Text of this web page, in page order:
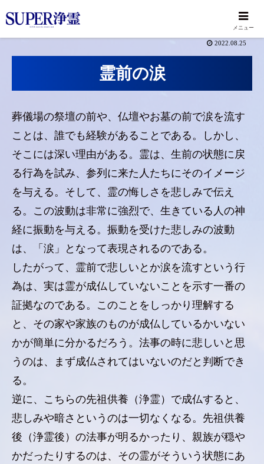
2022.08.25
霊前の涙
葬儀場の祭壇の前や、仏壇やお墓の前で涙を流す
ことは、誰でも経験があることである。しかし、
そこには深い理由がある。霊は、生前の状態に戻
る行為を試み、参列に来た人たちにそのイメージ
を与える。そして、霊の悔しさを悲しみで伝え
る。この波動は非常に強烈で、生きている人の神
経に振動を与える。振動を受けた悲しみの波動
は、「涙」となって表現されるのである。
したがって、霊前で悲しいとか涙を流すという行
為は、実は霊が成仏していないことを示す一番の
証拠なのである。このことをしっかり理解する
と、その家や家族のものが成仏しているかいない
かが簡単に分かるだろう。法事の時に悲しいと思
うのは、まず成仏されてはいないのだと判断でき
る。
逆に、こちらの先祖供養（浄霊）で成仏すると、
悲しみや暗さというのは一切なくなる。先祖供養
後（浄霊後）の法事が明るかったり、親族が穏や
かだったりするのは、その霊がそういう状態にあ
メニュー